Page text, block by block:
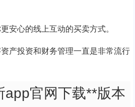
安心的线上互动的买卖方式。
产投资和财务管理一直是非常流行
app官网下载**版本